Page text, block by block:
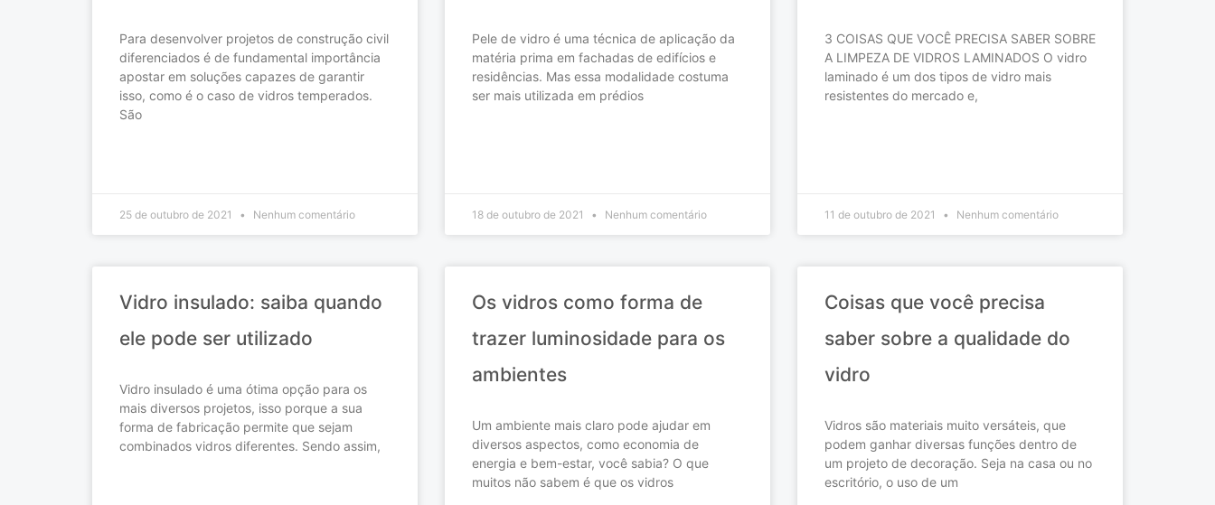
Para desenvolver projetos de construção civil
diferenciados é de fundamental importância
apostar em soluções capazes de garantir
isso, como é o caso de vidros temperados.
São
25 de outubro de 2021 Nenhum comentário
Pele de vidro é uma técnica de aplicação da
matéria prima em fachadas de edifícios e
residências. Mas essa modalidade costuma
ser mais utilizada em prédios
18 de outubro de 2021 Nenhum comentário
3 COISAS QUE VOCÊ PRECISA SABER SOBRE
A LIMPEZA DE VIDROS LAMINADOS O vidro
laminado é um dos tipos de vidro mais
resistentes do mercado e,
11 de outubro de 2021 Nenhum comentário
Vidro insulado: saiba quando
ele pode ser utilizado
Vidro insulado é uma ótima opção para os
mais diversos projetos, isso porque a sua
forma de fabricação permite que sejam
combinados vidros diferentes. Sendo assim,
Os vidros como forma de
trazer luminosidade para os
ambientes
Um ambiente mais claro pode ajudar em
diversos aspectos, como economia de
energia e bem-estar, você sabia? O que
muitos não sabem é que os vidros
Coisas que você precisa
saber sobre a qualidade do
vidro
Vidros são materiais muito versáteis, que
podem ganhar diversas funções dentro de
um projeto de decoração. Seja na casa ou no
escritório, o uso de um